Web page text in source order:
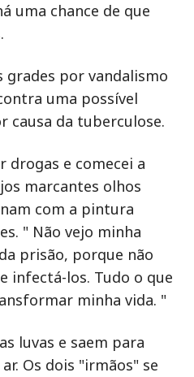
uma chance de que
grades por vandalismo
uma possível
causa da tuberculose.
drogas e comecei a
marcantes olhos
com a pintura
" Não vejo minha
prisão, porque não
infectá-los. Tudo o que
minha vida. "
luvas e saem para
Os dois "irmãos" se